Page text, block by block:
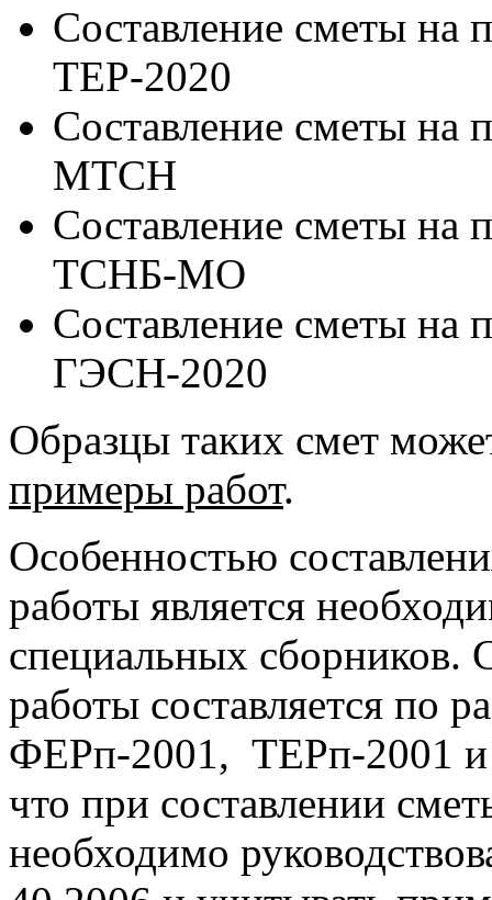
Составление сметы на
ТЕР-2020
Составление сметы на
МТСН
Составление сметы на
ТСНБ-МО
Составление сметы на
ГЭСН-2020
Образцы таких смет
примеры работ.
Особенностью
работы является
специальных сборников.
работы составляется по
ФЕРп-2001, ТЕРп-2001 и
что при составлении
необходимо